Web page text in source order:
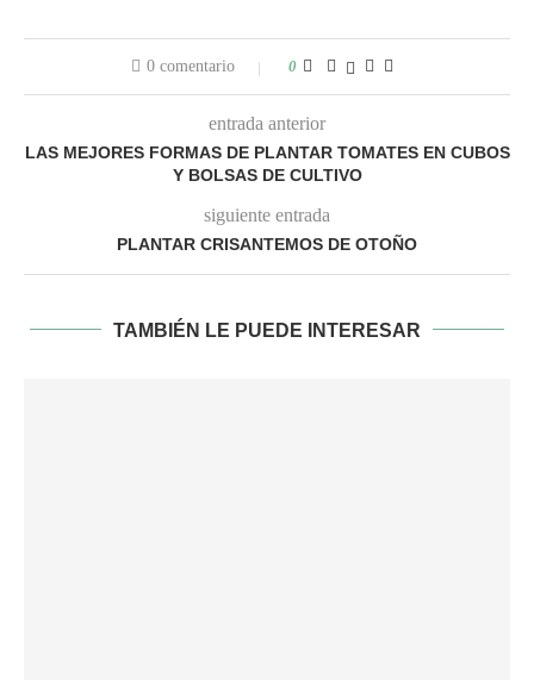
0 comentario 0
entrada anterior
LAS MEJORES FORMAS DE PLANTAR TOMATES EN CUBOS
Y BOLSAS DE CULTIVO
siguiente entrada
PLANTAR CRISANTEMOS DE OTOÑO
TAMBIÉN LE PUEDE INTERESAR